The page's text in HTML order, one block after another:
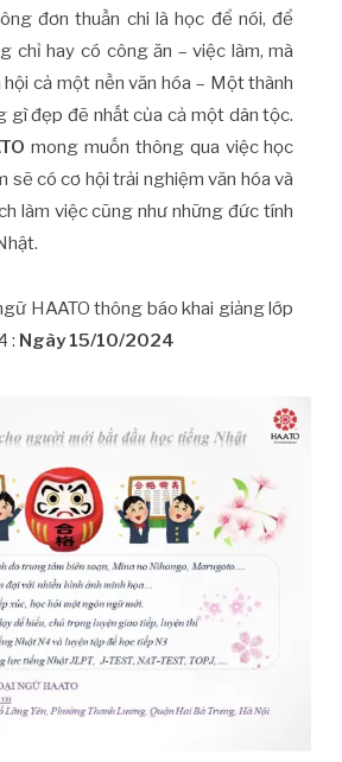
đơn thuần chi là học để nói, để
chỉ hay có công ăn – việc làm, mà
cả một nền văn hóa – Một thành
gì đẹp đẽ nhất của cả một dân tộc.
mong muốn thông qua việc học
sẽ có cơ hội trải nghiệm văn hóa và
làm việc cũng như những đức tính
HAATO thông báo khai giảng lớp
: Ngày 15/10/2024